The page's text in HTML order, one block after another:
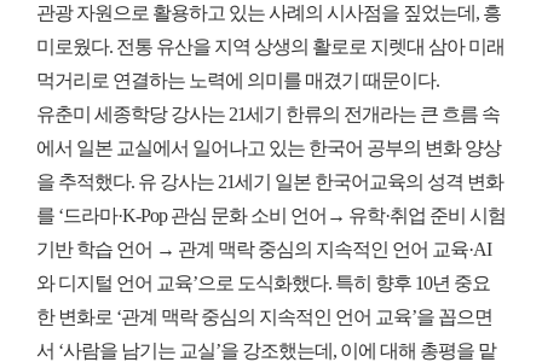
관광 자원으로 활용하고 있는 사례의 시사점을 짚었는데, 흥
미로웠다. 전통 유산을 지역 상생의 활로로 지렛대 삼아 미래
먹거리로 연결하는 노력에 의미를 매겼기 때문이다.
유춘미 세종학당 강사는 21세기 한류의 전개라는 큰 흐름 속
에서 일본 교실에서 일어나고 있는 한국어 공부의 변화 양상
을 추적했다. 유 강사는 21세기 일본 한국어교육의 성격 변화
를 ‘드라마·K-Pop 관심 문화 소비 언어→ 유학·취업 준비 시험
기반 학습 언어 → 관계 맥락 중심의 지속적인 언어 교육·AI
와 디지털 언어 교육’으로 도식화했다. 특히 향후 10년 중요
한 변화로 ‘관계 맥락 중심의 지속적인 언어 교육’을 꼽으면
서 ‘사람을 남기는 교실’을 강조했는데, 이에 대해 총평을 맡